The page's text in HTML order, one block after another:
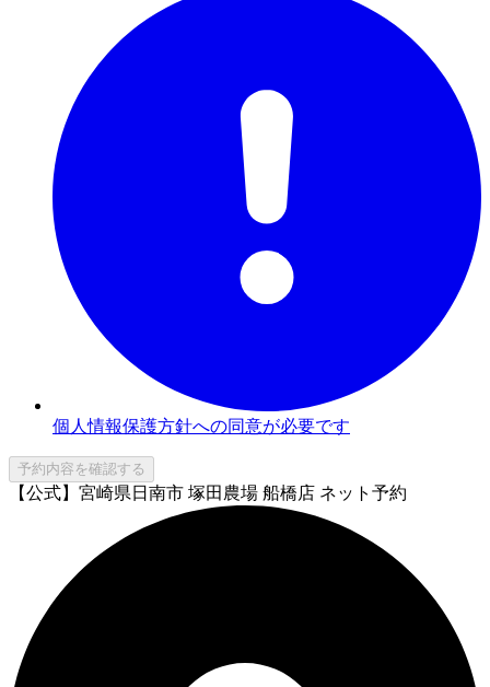
個人情報保護方針への同意が必要です
予約内容を確認する
【公式】宮崎県日南市 塚田農場 船橋店 ネット予約